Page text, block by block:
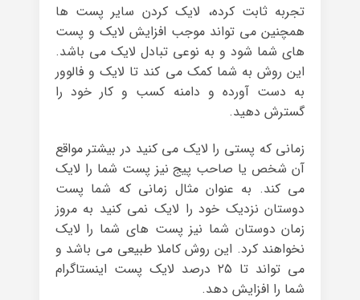
تجربه ثابت کرده، لایک کردن سایر پست ها
همچنین می تواند موجب افزایش لایک و پست
های شما شود و به نوعی تبادل لایک می باشد.
این روش به شما کمک می کند تا لایک و فالوور
به دست آورده و دامنه کسب و کار خود را
گسترش دهید.
زمانی که پستی را لایک می کنید در بیشتر مواقع
آن شخص یا صاحب پیج نیز پست شما را لایک
می کند. به عنوان مثال زمانی که شما پست
دوستان نزدیک خود را لایک نمی کنید به مروز
زمان دوستان شما نیز پست های شما را لایک
نخواهند کرد. این روش کاملا طبیعی می باشد و
می تواند تا ۲۵ درصد لایک پست اینستاگرام
شما را افزایش دهد.